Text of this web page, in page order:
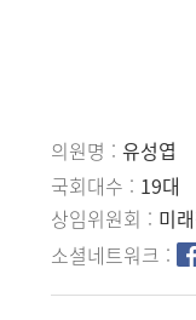
의원명 유성엽
국회대수
19대
상임위원회
미
소셜네트워크